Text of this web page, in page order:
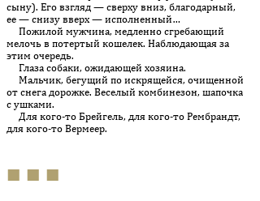
сы­ну). Его взгляд — сверху вниз, благодарный,
ее — снизу вверх — исполненный…
Пожилой мужчина, медленно сгребающий
мелочь в потертый кошелек. Наблюдающая за
этим очередь.
Глаза собаки, ожидающей хозяина.
Мальчик, бегущий по искрящейся, очищенной
от снега дорожке. Веселый комбинезон, шапочка
с ушками.
Для кого-то Брейгель, для кого-то Рембрандт,
для кого-то Вермеер.
■ ■ ■